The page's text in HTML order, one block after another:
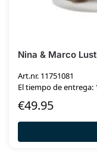
Nina & Marco
Art.nr. 11751081
El tiempo de entrega:
€49.95